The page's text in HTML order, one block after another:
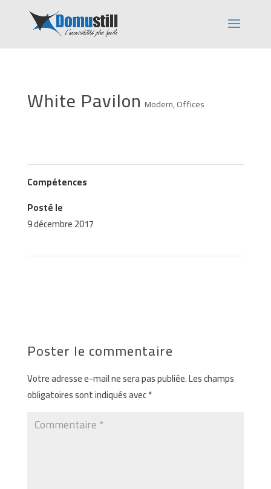
White Pavilon Modern,Offices
Compétences
Posté le
9 décembre 2017
Poster le commentaire
Votre adresse e-mail ne sera pas publiée.Les champs
obligatoires sont indiqués avec*